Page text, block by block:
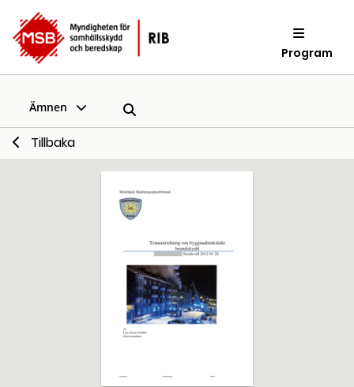
Program
Ämnen
Tillbaka